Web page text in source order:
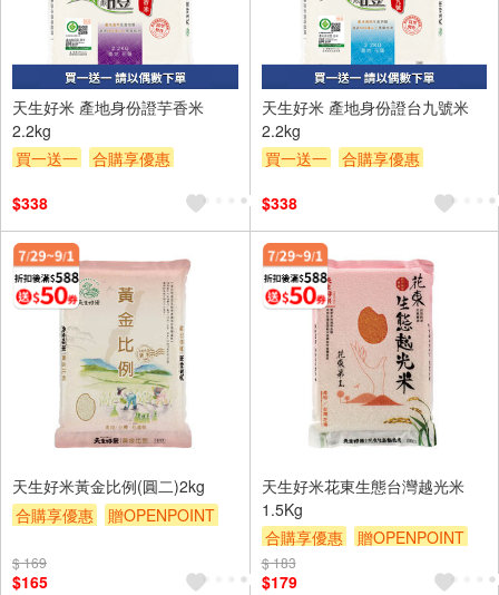
天生好米 產地身份證芋香米
2.2kg
買一送一
合購享優惠
贈$200
$338
天生好米 產地身份證台九號米
2.2kg
買一送一
合購享優惠
贈$200
$338
天生好米黃金比例(圓二)2kg
合購享優惠
贈OPENPOINT
$ 169
$165
天生好米花東生態台灣越光米
1.5Kg
合購享優惠
贈OPENPOINT
滿額9折
$ 183
$179